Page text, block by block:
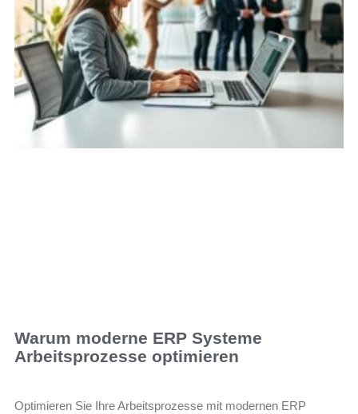
Warum moderne ERP Systeme
Arbeitsprozesse optimieren
Optimieren Sie Ihre Arbeitsprozesse mit modernen ERP